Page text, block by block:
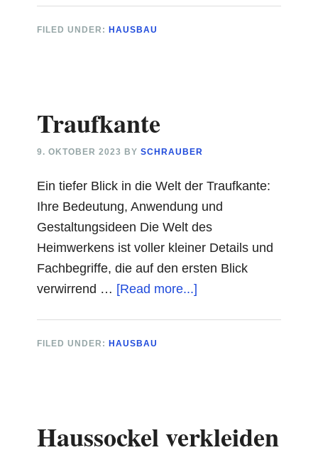
nachträglich
FILED UNDER: HAUSBAU
Traufkante
9. OKTOBER 2023 BYSCHRAUBER
Ein tiefer Blick in die Welt der Traufkante:
Ihre Bedeutung, Anwendung und
Gestaltungsideen Die Welt des
Heimwerkens ist voller kleiner Details und
Fachbegriffe, die auf den ersten Blick
verwirrend … [Read more...]
FILED UNDER: HAUSBAU
Haussockel verkleiden